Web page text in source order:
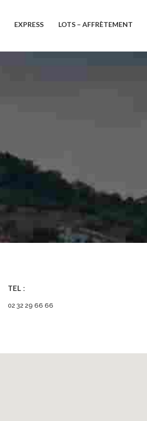
EXPRESS LOTS – AFFRÈTEMENT
TEL :
02 32 29 66 66